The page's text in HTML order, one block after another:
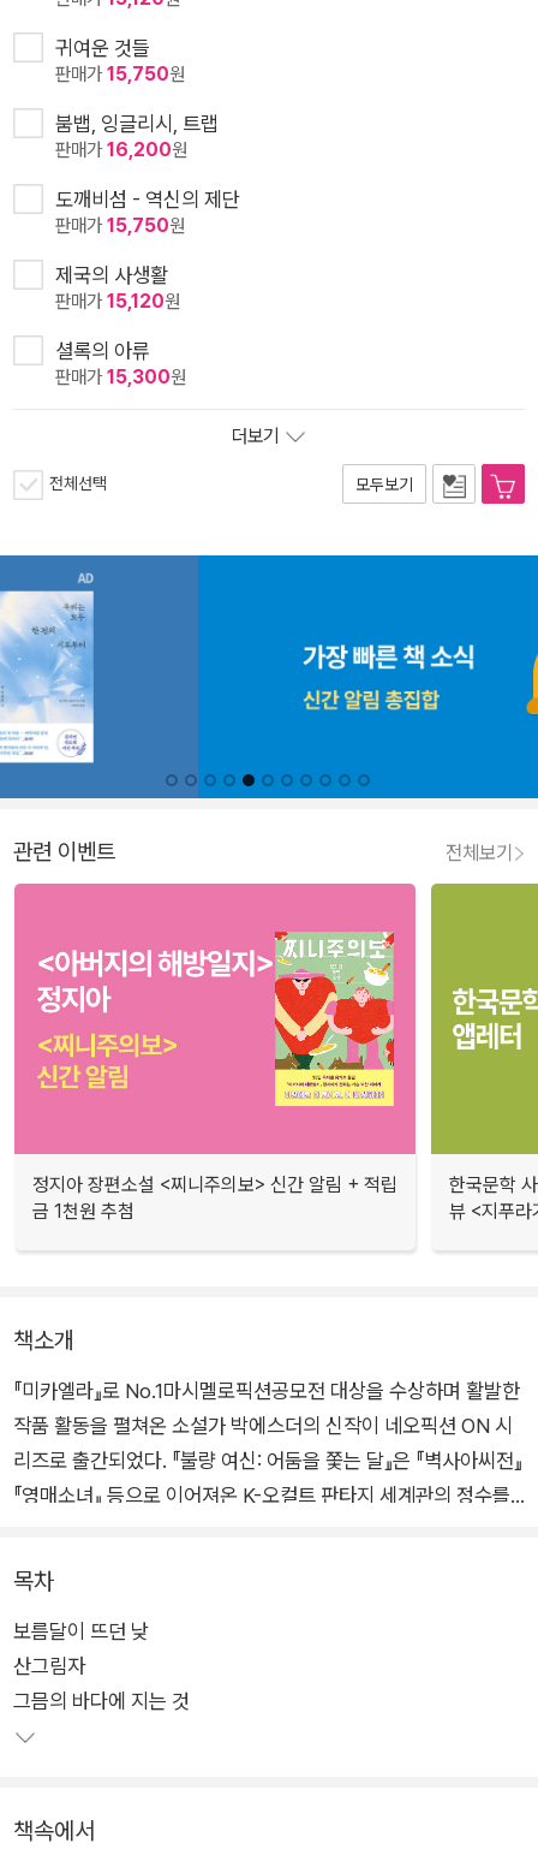
귀여운 것들
판매가15,750원
붐뱁, 잉글리시, 트랩
판매가16,200원
도깨비섬 - 역신의 제단
판매가15,750원
제국의 사생활
판매가15,120원
셜록의 아류
판매가15,300원
더보기
전체선택 모두보기
관련 이벤트 전체보기
정지아 장편소설 <찌니주의보> 신간 알림 + 적립
금 1천원 추첨
한국문학
뷰 <지푸라
책소개
『미카엘라』로 No.1마시멜로픽션공모전 대상을 수상하며 활발한
작품 활동을 펼쳐온 소설가 박에스더의 신작이 네오픽션 ON 시
리즈로 출간되었다. 『불량 여신: 어둠을 쫓는 달』은 『벽사아씨전』
『영매소녀』 등으로 이어져온 K-오컬트 판타지 세계관의 정수를
인간 세계에 떨어진 월신(月神)의 후계자 보름. 억울하게 소멸당
한 산신(山神) 마고의 복수를 꿈꾸는 산군(山君) 산호. 그리고
몸에 들린 허주신에게 영혼을 먹혀가는 무당 연화선녀까지. 악귀
사냥을 위한 신과 인간의 공조는 과연 성공할 수 있을까?
목차
보름달이 뜨던 낮
산그림자
그믐의 바다에 지는 것
책속에서